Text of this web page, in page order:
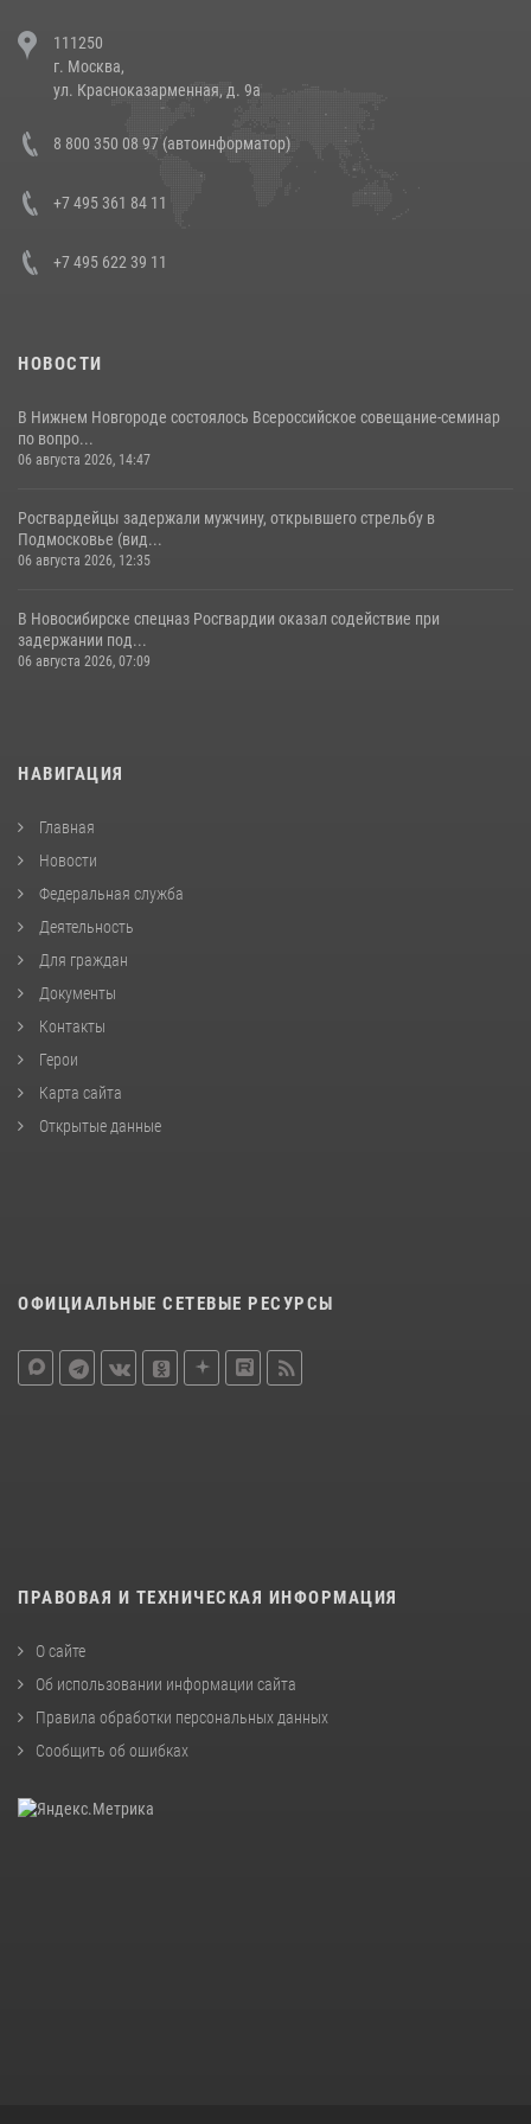
напавших на бригаду скорой помощи (видео)
14 июля 2026, 12:20
В Росгвардии прошла военно-научная конференция по обобщению
боевого опыта
111250
г. Москва,
ул. Красноказарменная, д. 9а
8 800 350 08 97 (автоинформатор)
+7 495 361 84 11
+7 495 622 39 11
НОВОСТИ
В Нижнем Новгороде состоялось Всероссийское совещание-семинар
по вопро...
06 августа 2026, 14:47
Росгвардейцы задержали мужчину, открывшего стрельбу в
Подмосковье (вид...
06 августа 2026, 12:35
В Новосибирске спецназ Росгвардии оказал содействие при
задержании под...
06 августа 2026, 07:09
НАВИГАЦИЯ
Главная
Новости
Федеральная служба
Деятельность
Для граждан
Документы
Контакты
Герои
Карта сайта
Открытые данные
ОФИЦИАЛЬНЫЕ СЕТЕВЫЕ РЕСУРСЫ
ПРАВОВАЯ И ТЕХНИЧЕСКАЯ ИНФОРМАЦИЯ
О сайте
Об использовании информации сайта
Правила обработки персональных данных
Сообщить об ошибках